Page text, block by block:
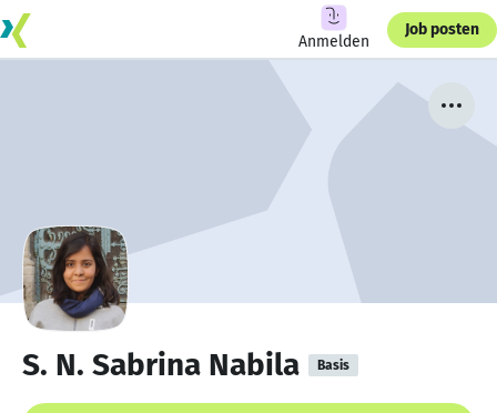
Anmelden
Job posten
S. N. Sabrina Nabila Basis